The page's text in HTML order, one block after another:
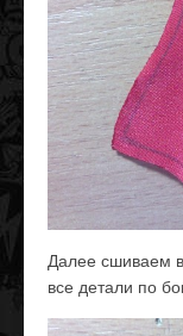
Далее сшиваем
все детали по